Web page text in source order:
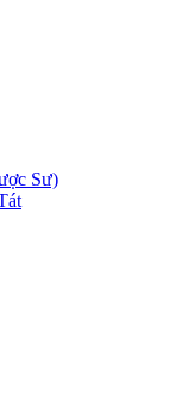
Sư)